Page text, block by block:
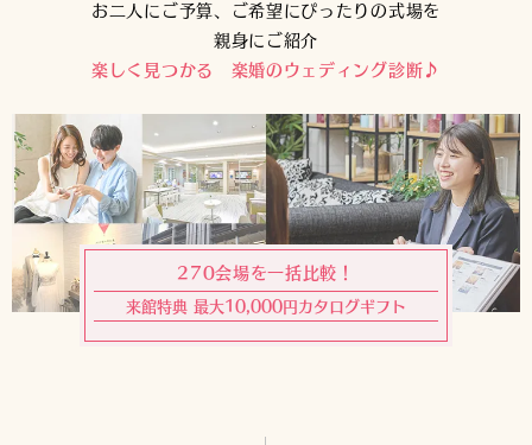
お二人にご予算、ご希望にぴったりの式場を
親身にご紹介
楽しく見つかる 楽婚のウェディング診断♪
270会場を一括比較！
来館特典 最大10,000円カタログギフト